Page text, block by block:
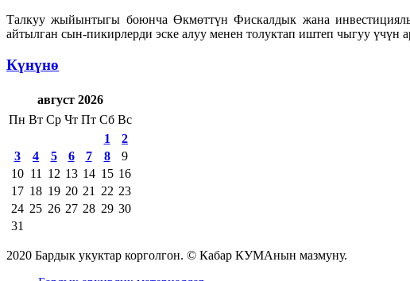
Талкуу жыйынтыгы боюнча Өкмөттүн Фискалдык жана
айтылган сын-пикирлерди эске алуу менен толуктап иштеп чыгуу үчүн
Күнүнө
август 2026
Пн Вт Ср Чт Пт Сб Вс
1
2
3
4 5 6 7 8
9
10 11 12 13 14 15 16
17 18 19 20 21 22 23
24 25 26 27 28 29 30
31
2020 Бардык укуктар корголгон. © Кабар КУМАнын мазмуну.